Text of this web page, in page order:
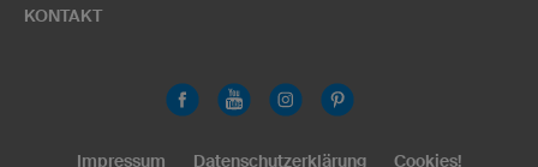
KONTAKT
Impressum Datenschutzerklärung
Cookies!